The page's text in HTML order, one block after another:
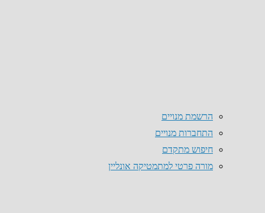
הרשמת מנויים
התחברות מנויים
חיפוש מתקדם
מורה פרטי למתמטיקה אונליין